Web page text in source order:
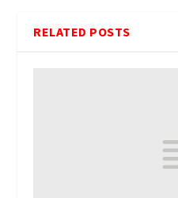
RELATED POSTS